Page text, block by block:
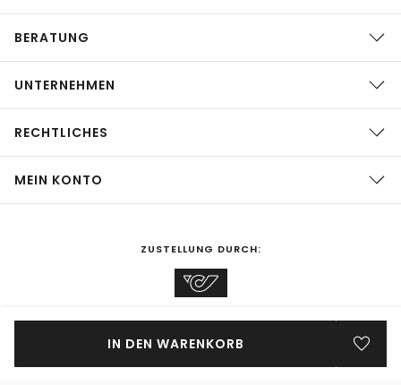
IN DEN WARENKORB
BERATUNG
UNTERNEHMEN
RECHTLICHES
MEIN KONTO
ZUSTELLUNG DURCH: